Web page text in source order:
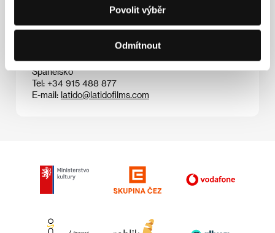
Povolit výběr
Odmítnout
Kontakty
C. de San Bernardo, 20, 2º8, 28015, Madrid
Španělsko
Tel: +34 915 488 877
E-mail: latido@latidofilms.com